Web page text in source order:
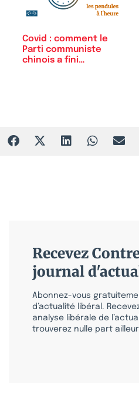
Covid : comment le
Parti communiste
chinois a fini…
Recevez
journal
Abonnez-vous
d’actualité libéral.
analyse libérale de
trouverez nulle part